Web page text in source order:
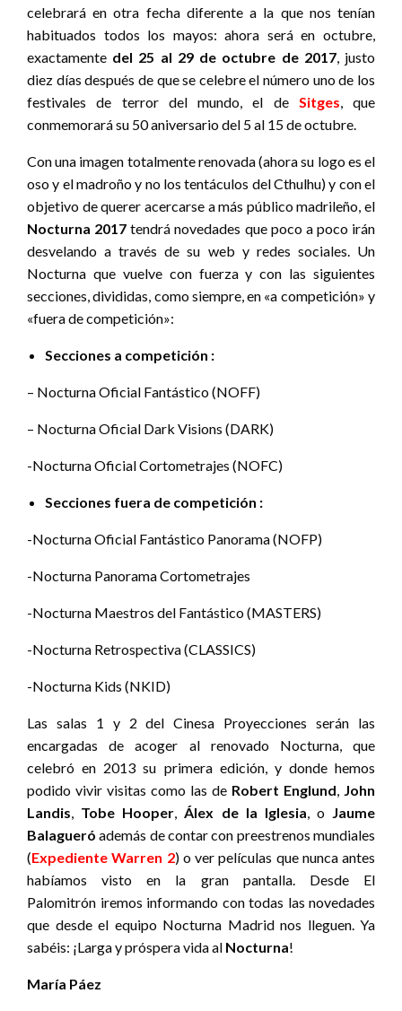
celebrará en otra fecha diferente a la que nos tenían
habituados todos los mayos: ahora será en octubre,
exactamente del 25 al 29 de octubre de 2017, justo
diez días después de que se celebre el número uno de los
festivales de terror del mundo, el de Sitges, que
conmemorará su 50 aniversario del 5 al 15 de octubre.
Con una imagen totalmente renovada (ahora su logo es el
oso y el madroño y no los tentáculos del Cthulhu) y con el
objetivo de querer acercarse a más público madrileño, el
Nocturna 2017 tendrá novedades que poco a poco irán
desvelando a través de su web y redes sociales. Un
Nocturna que vuelve con fuerza y con las siguientes
secciones, divididas, como siempre, en «a competición» y
«fuera de competición»:
Secciones a competición :
– Nocturna Oficial Fantástico (NOFF)
– Nocturna Oficial Dark Visions (DARK)
-Nocturna Oficial Cortometrajes (NOFC)
Secciones fuera de competición :
-Nocturna Oficial Fantástico Panorama (NOFP)
-Nocturna Panorama Cortometrajes
-Nocturna Maestros del Fantástico (MASTERS)
-Nocturna Retrospectiva (CLASSICS)
-Nocturna Kids (NKID)
Las salas 1 y 2 del Cinesa Proyecciones serán las
encargadas de acoger al renovado Nocturna, que
celebró en 2013 su primera edición, y donde hemos
podido vivir visitas como las de Robert Englund, John
Landis, Tobe Hooper,Álex de la Iglesia, o Jaume
Balagueró además de contar con preestrenos mundiales
(Expediente Warren 2) o ver películas que nunca antes
habíamos visto en la gran pantalla. Desde El
Palomitrón iremos informando con todas las novedades
que desde el equipo Nocturna Madrid nos lleguen. Ya
sabéis: ¡Larga y próspera vida al Nocturna!
María Páez